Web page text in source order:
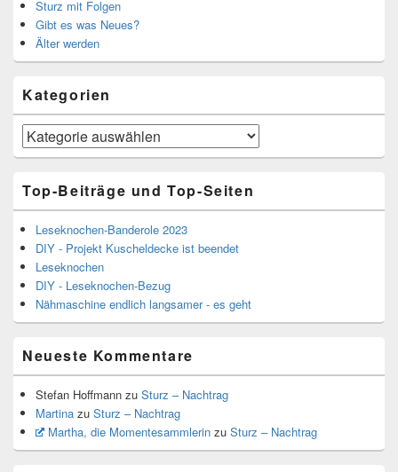
Sturz mit Folgen
Gibt es was Neues?
Älter werden
Kategorien
Kategorien
Top-Beiträge und Top-Seiten
Leseknochen-Banderole 2023
DIY - Projekt Kuscheldecke ist beendet
Leseknochen
DIY - Leseknochen-Bezug
Nähmaschine endlich langsamer - es geht
Neueste Kommentare
Stefan Hoffmann zu Sturz – Nachtrag
Martina zu Sturz – Nachtrag
Martha, die Momentesammlerinzu Sturz – Nachtrag